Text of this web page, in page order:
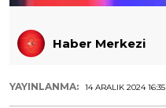
Haber Merkezi
YAYINLANMA: 14 ARALIK 2024 16:35